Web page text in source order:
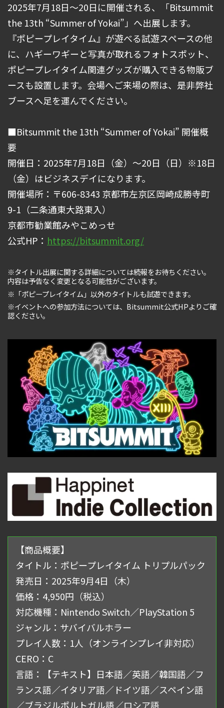
2025年7月18日～20日に開催される、「Bitsummit
the 13th “Summer of Yokai”」へ出展します。
『ポピープレイタイム』が遊べる試遊スペースの他
に、ハギーワギーと写真が取れるフォトスポット、
ポピープレイタイム関連グッズが購入できる物販ブ
ースも設置します。会場へご来場の際は、是非弊社
ブースへ足を運んでください。
■Bitsummit the 13th “Summer of Yokai” 開催概
要
開催日：2025年7月18日（金）～20日（日）※18日
（金）はビジネスデイになります。
開催場所：〒606-8343 京都市左京区岡崎成勝寺町
9-1（二条通東大路東入）
京都市勧業館みやこめっせ
公式HP： https://bitsummit.org/
※タイトル出展に関する詳細については続報をお待ちください。
内容は予告なく変更となる可能性がございます。
※「ポピープレイタイム」以外のタイトルも試遊できます。
※イベントへの参加方法については、Bitsummit公式HPよりご確
認ください。
【商品概要】
タイトル：ポピープレイタイム トリプルパック
発売日：2025年9月4日（木）
価格：4,950円（税込）
対応機種：Nintendo Switch／PlayStation 5
ジャンル：サバイバルホラー
プレイ人数：1人（オンラインプレイ非対応）
CERO：C
言語：【テキスト】日本語／英語／韓国語／フ
ランス語／イタリア語／ドイツ語／スペイン語
／ブラジルポルトガル語／ロシア語